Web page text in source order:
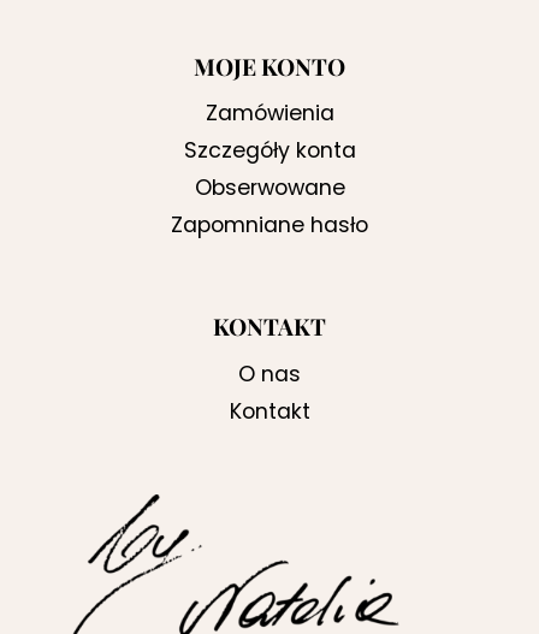
MOJE KONTO
Zamówienia
Szczegóły konta
Obserwowane
Zapomniane hasło
KONTAKT
O nas
Kontakt